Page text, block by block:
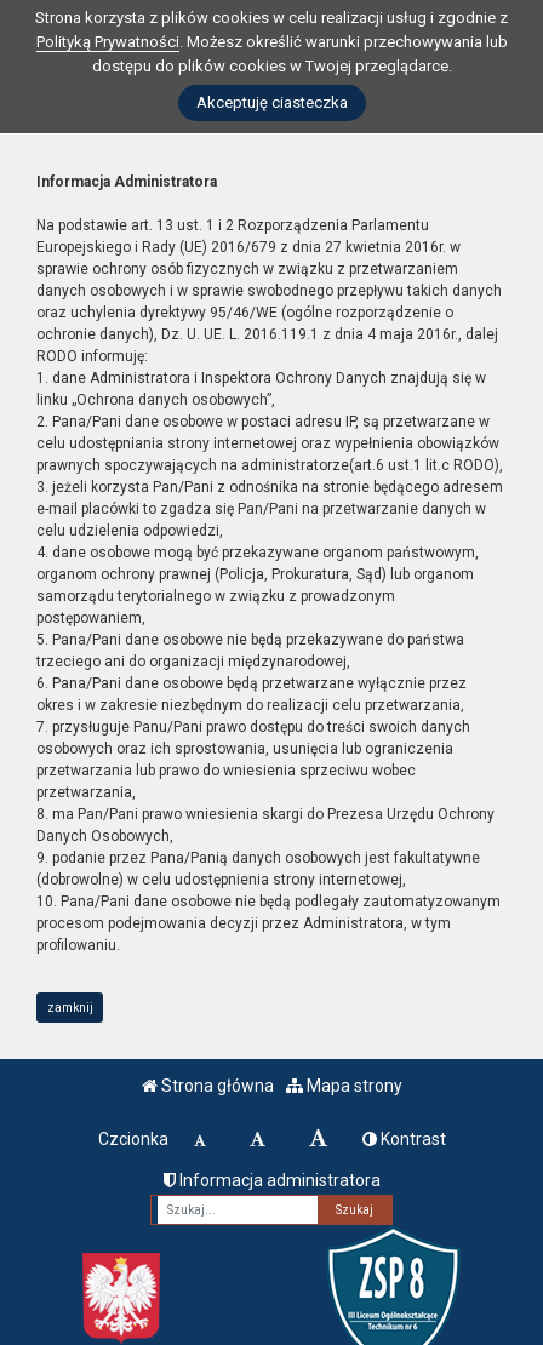
Strona korzysta z plików cookies w celu realizacji usług i zgodnie z
Polityką Prywatności. Możesz określić warunki przechowywania lub
dostępu do plików cookies w Twojej przeglądarce.
Akceptuję ciasteczka
Informacja Administratora
Na podstawie art. 13 ust. 1 i 2 Rozporządzenia Parlamentu
Europejskiego i Rady (UE) 2016/679 z dnia 27 kwietnia 2016r. w
sprawie ochrony osób fizycznych w związku z przetwarzaniem
danych osobowych i w sprawie swobodnego przepływu takich danych
oraz uchylenia dyrektywy 95/46/WE (ogólne rozporządzenie o
ochronie danych), Dz. U. UE. L. 2016.119.1 z dnia 4 maja 2016r., dalej
RODO informuję:
1. dane Administratora i Inspektora Ochrony Danych znajdują się w
linku „Ochrona danych osobowych”,
2. Pana/Pani dane osobowe w postaci adresu IP, są przetwarzane w
celu udostępniania strony internetowej oraz wypełnienia obowiązków
prawnych spoczywających na administratorze(art.6 ust.1 lit.c RODO),
3. jeżeli korzysta Pan/Pani z odnośnika na stronie będącego adresem
e-mail placówki to zgadza się Pan/Pani na przetwarzanie danych w
celu udzielenia odpowiedzi,
4. dane osobowe mogą być przekazywane organom państwowym,
organom ochrony prawnej (Policja, Prokuratura, Sąd) lub organom
samorządu terytorialnego w związku z prowadzonym
postępowaniem,
5. Pana/Pani dane osobowe nie będą przekazywane do państwa
trzeciego ani do organizacji międzynarodowej,
6. Pana/Pani dane osobowe będą przetwarzane wyłącznie przez
okres i w zakresie niezbędnym do realizacji celu przetwarzania,
7. przysługuje Panu/Pani prawo dostępu do treści swoich danych
osobowych oraz ich sprostowania, usunięcia lub ograniczenia
przetwarzania lub prawo do wniesienia sprzeciwu wobec
przetwarzania,
8. ma Pan/Pani prawo wniesienia skargi do Prezesa Urzędu Ochrony
Danych Osobowych,
9. podanie przez Pana/Panią danych osobowych jest fakultatywne
(dobrowolne) w celu udostępnienia strony internetowej,
10. Pana/Pani dane osobowe nie będą podlegały zautomatyzowanym
procesom podejmowania decyzji przez Administratora, w tym
profilowaniu.
zamknij
Strona główna Mapa strony
Czcionka Kontrast
Informacja administratora
Fraza